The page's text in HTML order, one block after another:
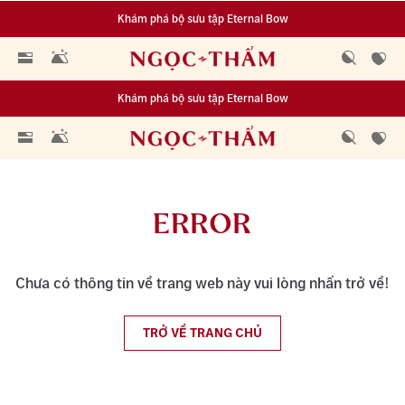
Khám phá bộ sưu tập Eternal Bow
Đa dạng lựa chọn tích luỹ từ 0.1 chỉ vàng 999.9
Khám phá bộ sưu tập Eternal Bow
Đa dạng lựa chọn tích luỹ từ 0.1 chỉ vàng 999.9
ERROR
Chưa có thông tin về trang web này vui lòng nhấn trở về!
TRỞ VỀ TRANG CHỦ